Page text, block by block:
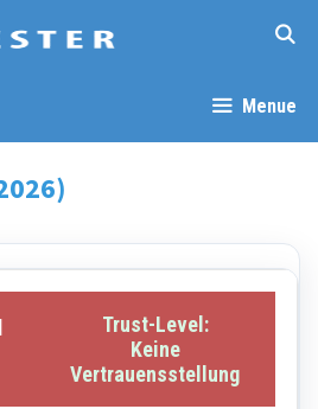
Menue
Trust-Level:
Keine
Vertrauensstellung